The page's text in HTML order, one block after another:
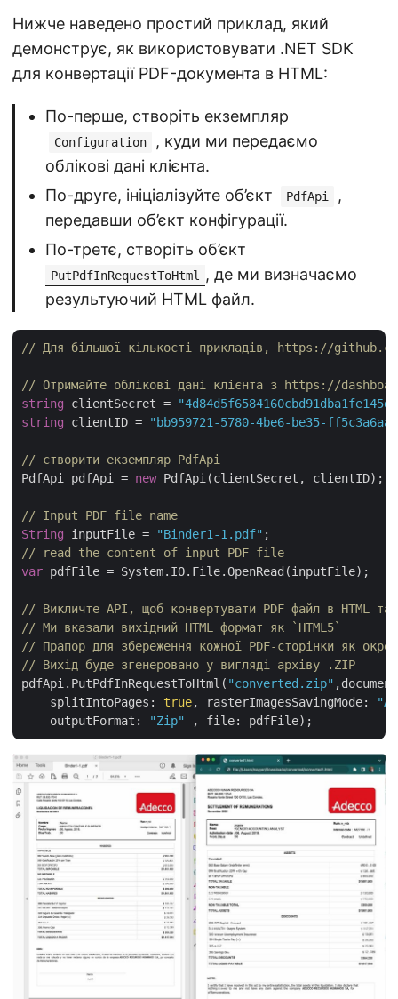
Нижче наведено простий приклад, який
демонструє, як використовувати .NET SDK
для конвертації PDF-документа в HTML:
По-перше, створіть екземпляр
Configuration
, куди ми передаємо
облікові дані клієнта.
По-друге, ініціалізуйте об’єкт
PdfApi
,
передавши об’єкт конфігурації.
По-третє, створіть об’єкт
PutPdfInRequestToHtml
, де ми визначаємо
результуючий HTML файл.
// Для більшої кількості прикладів, https://
// Отримайте облікові дані клієнта з https://
string clientSecret =
string clientID = "bb959721-5780-4be6-be35-
// створити екземпляр PdfApi
PdfApi pdfApi = new PdfApi(clientSecret, clientID);
// Input PDF file name
String inputFile = "Binder1-1.pdf"
// read the content of input PDF file
var pdfFile = System.IO.File.OpenRead(inputFile);
// Викличте API, щоб конвертувати PDF файл в HTML
// Ми вказали вихідний HTML формат як `HTML5`
// Прапор для збереження кожної PDF-сторінки як
// Вихід буде згенеровано у вигляді архіву .ZIP
pdfApi.PutPdfInRequestToHtml( "converted.zip"
    splitIntoPages:
true, rasterImagesSavingMode:
    outputFormat:
"Zip"